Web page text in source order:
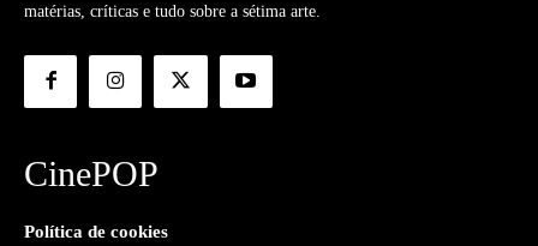
matérias, críticas e tudo sobre a sétima arte.
CinePOP
Política de cookies